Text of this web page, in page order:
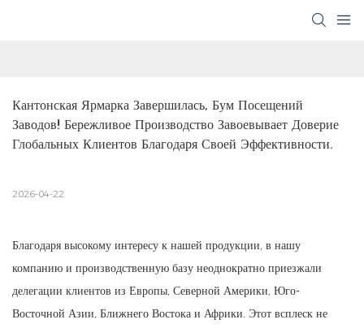
Кантонская Ярмарка Завершилась, Бум Посещений
Заводов! Бережливое Производство Завоевывает Доверие
Глобальных Клиентов Благодаря Своей Эффективности.
2026-04-22
Благодаря высокому интересу к нашей продукции, в нашу
компанию и производственную базу неоднократно приезжали
делегации клиентов из Европы, Северной Америки, Юго-
Восточной Азии, Ближнего Востока и Африки. Этот всплеск не